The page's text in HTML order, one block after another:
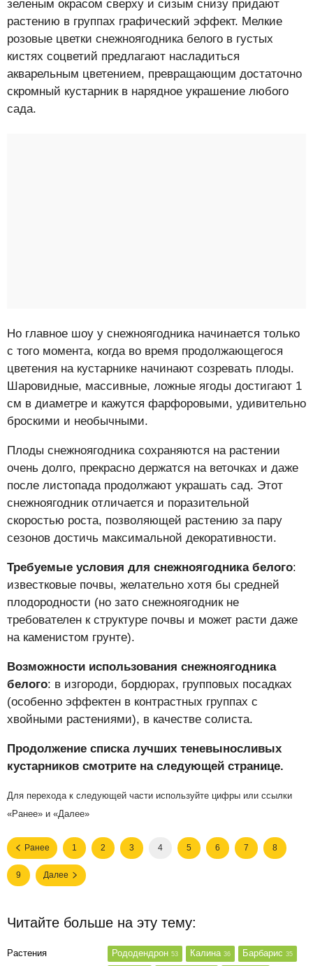
зеленым окрасом сверху и сизым снизу придают
растению в группах графический эффект. Мелкие
розовые цветки снежноягодника белого в густых
кистях соцветий предлагают насладиться
акварельным цветением, превращающим достаточно
скромный кустарник в нарядное украшение любого
сада.
Но главное шоу у снежноягодника начинается только
с того момента, когда во время продолжающегося
цветения на кустарнике начинают созревать плоды.
Шаровидные, массивные, ложные ягоды достигают 1
см в диаметре и кажутся фарфоровыми, удивительно
броскими и необычными.
Плоды снежноягодника сохраняются на растении
очень долго, прекрасно держатся на веточках и даже
после листопада продолжают украшать сад. Этот
снежноягодник отличается и поразительной
скоростью роста, позволяющей растению за пару
сезонов достичь максимальной декоративности.
Требуемые условия для снежноягодника белого:
известковые почвы, желательно хотя бы средней
плодородности (но зато снежноягодник не
требователен к структуре почвы и может расти даже
на каменистом грунте).
Возможности использования снежноягодника
белого: в изгороди, бордюрах, групповых посадках
(особенно эффектен в контрастных группах с
хвойными растениями), в качестве солиста.
Продолжение списка лучших теневыносливых
кустарников смотрите на следующей странице.
Для перехода к следующей части используйте цифры или ссылки
«Ранее» и «Далее»
Ранее 1 2 3 4 5 6 7 8
9 Далее
Читайте больше на эту тему:
Растения Рододендрон 53 Калина 36 Барбарис 35